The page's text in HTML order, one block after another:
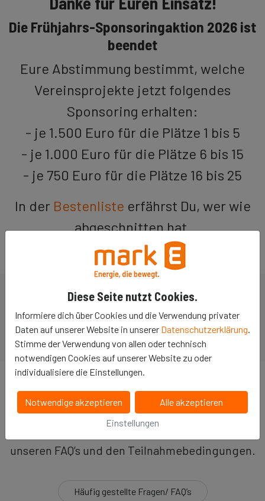
Diese Seite nutzt Cookies.
Informiere dich über Cookies und die Verwendung privater
Daten auf unserer Website in unserer Datenschutzerklärung.
Stimme der Verwendung von allen oder technisch
notwendigen Cookies auf unserer Website zu oder
individualisiere die Einstellungen.
Notwendige akzeptieren
Alle akzeptieren
Einstellungen
Die Frühjahrs-Sponsoringaktion 2026 ist
beendet
Eure Abstimmung bestimmt, welche
Vereinsprojekte jetzt folgendes
Sponsoring erhalten:
- je 1.500 Euro für die Plätze 1 bis 5
- je 1.000 Euro für die Plätze 6 bis 15
- je 750 Euro für die Plätze 16 bis 25
In der Bestenliste erfährst Du, wer wie
abgeschnitten hat.
Möchtest Du informiert werden, wenn es im Jahr 2026 eine
neue Aktion gibt? - Schreibe einfach ansponsoring@mark-
e.de
Noch Fragen?
Weitere Informationen über die Plattform und
die Teilnahme an der Aktion findest Du in
unseren FAQ’s und den Teilnahmebedingungen.
Häufig gestellte Fragen/ FAQ’s